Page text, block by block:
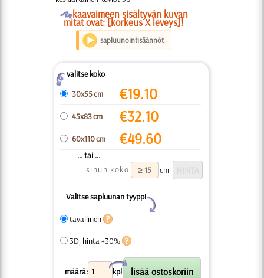
Okaavaimeen sisältyvän kuvan
mitat ovat: [korkeus X leveys]!
sapluunointisäännöt
Zvalitse koko
30x55 cm
€19.10
45x83 cm €32.10
60x110 cm €49.60
... tai ...
sinun koko
cm
Valitse sapluunan tyyppi
Y
tavallinen
3D, hinta +30%
määrä: kpl.
X